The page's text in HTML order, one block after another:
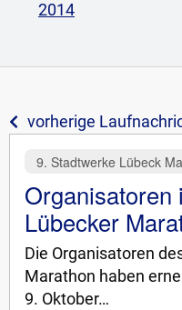
2014
vorherige
9. Stadtwerke Lübeck
Organisatoren
Lübecker
Die Organisatoren
Marathon haben
9. Oktober…